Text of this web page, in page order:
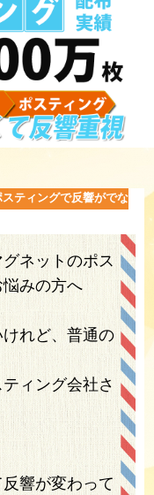
ティングで反響がでな
ネットのポス
みの方へ
れど、普通の
ィング会社さ
響が変わって